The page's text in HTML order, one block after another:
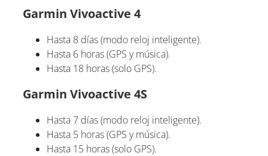
Garmin Vivoactive 4
Hasta 8 días (modo reloj inteligente).
Hasta 6 horas (GPS y música).
Hasta 18 horas (solo GPS).
Garmin Vivoactive 4S
Hasta 7 días (modo reloj inteligente).
Hasta 5 horas (GPS y música).
Hasta 15 horas (solo GPS).